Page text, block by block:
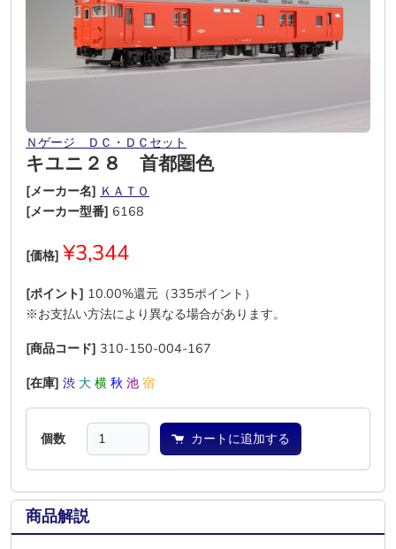
Ｎゲージ ＤＣ・ＤＣセット
キユニ２８ 首都圏色
[メーカー名] ＫＡＴＯ
[メーカー型番] 6168
[価格] ¥3,344
[ポイント] 10.00%還元（335ポイント）
※お支払い方法により異なる場合があります。
[商品コード] 310-150-004-167
[在庫] 渋 大 横 秋 池 宿
個数 カートに追加する
商品解説